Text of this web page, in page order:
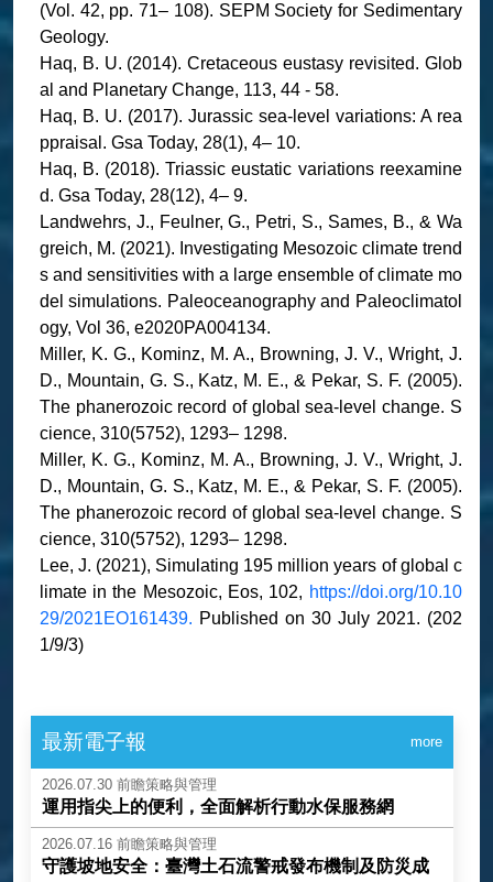
(Vol. 42, pp. 71– 108). SEPM Society for Sedimentary
Geology.
Haq, B. U. (2014). Cretaceous eustasy revisited. Glob
al and Planetary Change, 113, 44 - 58.
Haq, B. U. (2017). Jurassic sea-level variations: A rea
ppraisal. Gsa Today, 28(1), 4– 10.
Haq, B. (2018). Triassic eustatic variations reexamine
d. Gsa Today, 28(12), 4– 9.
Landwehrs, J., Feulner, G., Petri, S., Sames, B., & Wa
greich, M. (2021). Investigating Mesozoic climate trend
s and sensitivities with a large ensemble of climate mo
del simulations. Paleoceanography and Paleoclimatol
ogy, Vol 36, e2020PA004134.
Miller, K. G., Kominz, M. A., Browning, J. V., Wright, J.
D., Mountain, G. S., Katz, M. E., & Pekar, S. F. (2005).
The phanerozoic record of global sea-level change. S
cience, 310(5752), 1293– 1298.
Miller, K. G., Kominz, M. A., Browning, J. V., Wright, J.
D., Mountain, G. S., Katz, M. E., & Pekar, S. F. (2005).
The phanerozoic record of global sea-level change. S
cience, 310(5752), 1293– 1298.
Lee, J. (2021), Simulating 195 million years of global c
limate in the Mesozoic, Eos, 102, https://doi.org/10.10
29/2021EO161439. Published on 30 July 2021. (202
1/9/3)
最新電子報 more
2026.07.30 前瞻策略與管理
運用指尖上的便利，全面解析行動水保服務網
2026.07.16 前瞻策略與管理
守護坡地安全：臺灣土石流警戒發布機制及防災成